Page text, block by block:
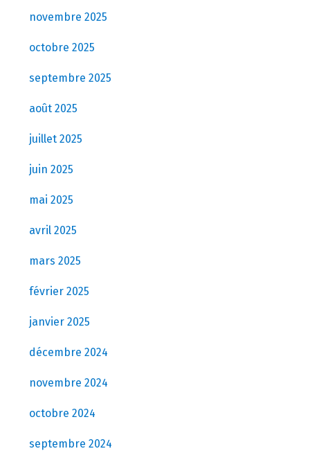
novembre 2025
octobre 2025
septembre 2025
août 2025
juillet 2025
juin 2025
mai 2025
avril 2025
mars 2025
février 2025
janvier 2025
décembre 2024
novembre 2024
octobre 2024
septembre 2024